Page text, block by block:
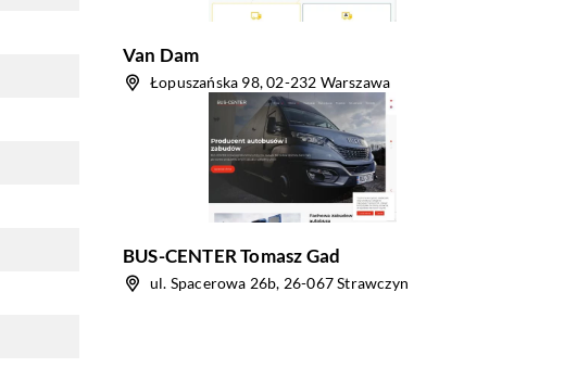
Van Dam
Łopuszańska 98, 02-232 Warszawa
BUS-CENTER Tomasz Gad
ul. Spacerowa 26b, 26-067 Strawczyn